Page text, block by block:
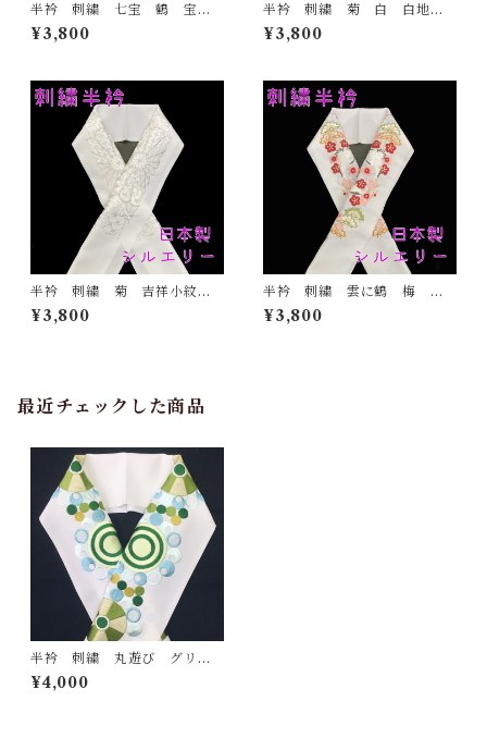
半衿 刺繍 七宝 鶴 宝尽
くし 白地 シルエリー 新
合繊 日本製 刺繍衿 和装
¥3,800
半衿 刺繍 菊 白 白地
シルエリー 新合繊 日本
製 刺繍衿 和装小物 着
¥3,800
半衿 刺繍 菊 吉祥小紋
銀 白地 シルエリー 新合
繊 日本製 刺繍衿 和装小
¥3,800
半衿 刺繍 雲に鶴 梅
松 白地 シルエリー 新合
繊 日本製 刺繍衿 和装小
¥3,800
最近チェックした商品
半衿 刺繍 丸遊び グリー
ン 白地 シルエリー 新合
繊 日本製 和装小物 着
¥4,000